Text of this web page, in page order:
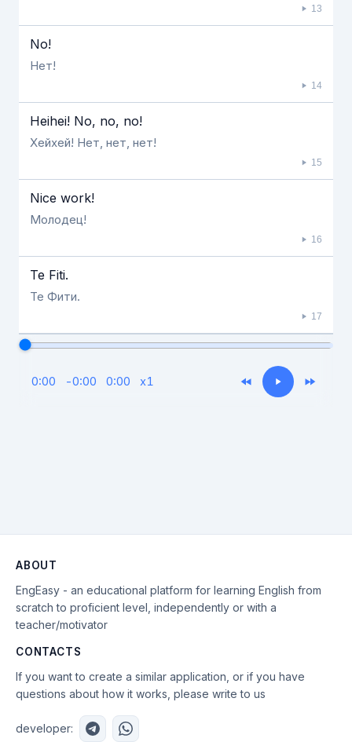
13
No!
Нет!
14
Heihei! No, no, no!
Хейхей! Нет, нет, нет!
15
Nice work!
Молодец!
16
Te Fiti.
Те Фити.
17
0:00 -0:00 0:00 x1
ABOUT
EngEasy - an educational platform for learning English from
scratch to proficient level, independently or with a
teacher/motivator
CONTACTS
If you want to create a similar application, or if you have
questions about how it works, please write to us
developer: